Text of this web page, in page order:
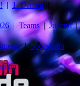
1. Damen
Teams Jugend
Sponsoren